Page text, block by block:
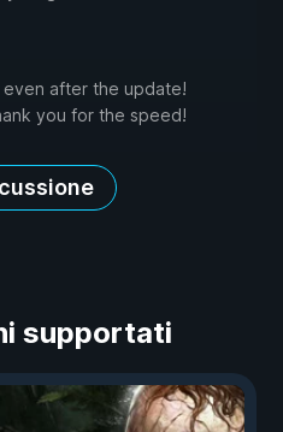
after the update!
you for the speed!
supportati